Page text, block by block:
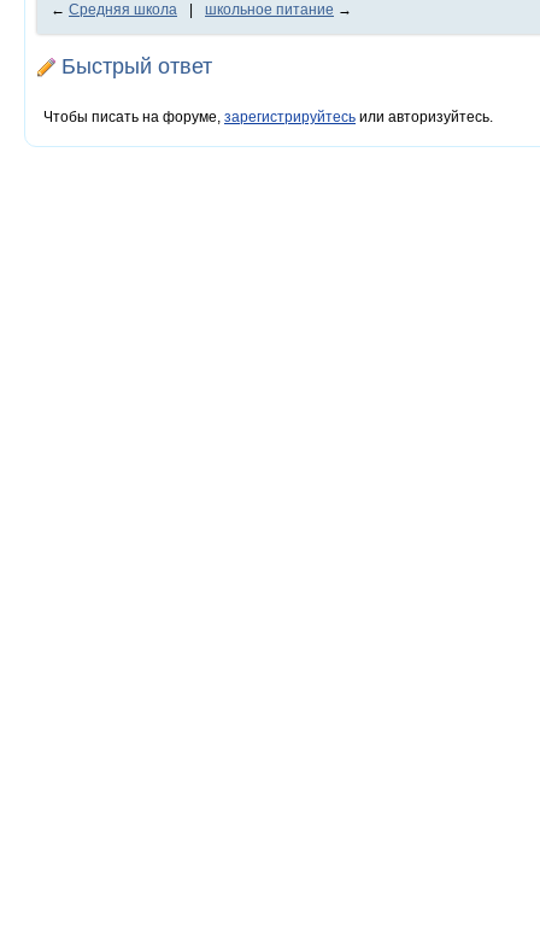
← Средняя школа школьное питание →
Быстрый ответ
Чтобы писать на форуме, зарегистрируйтесь или авторизуйтесь.